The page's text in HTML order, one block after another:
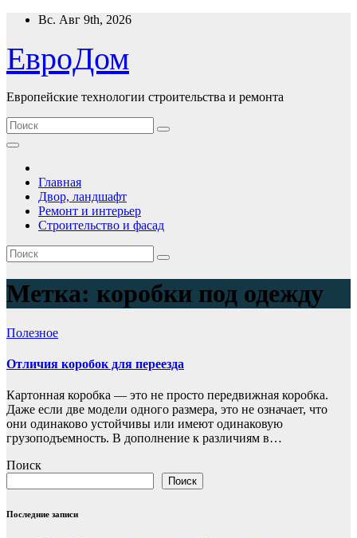
Перейти
содержимому
Вс. Авг 9th, 2026
ЕвроДом
Европейские технологии строительства и ремонта
Главная
Двор, ландшафт
Ремонт и интерьер
Строительство и фасад
Метка: коробки под одежду
Полезнoe
Отличия коробок для переезда
Картонная коробка — это не просто передвижная коробка.
Даже если две модели одного размера, это не означает, что
они одинаково устойчивы или имеют одинаковую
грузоподъемность. В дополнение к различиям в…
Поиск
Поиск
Последние записи